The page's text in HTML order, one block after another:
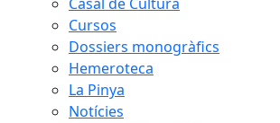
Cursos
Dossiers monogràfics
Hemeroteca
La Pinya
Notícies